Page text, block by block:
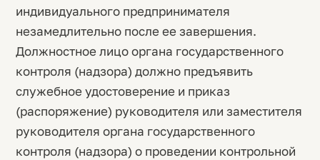
индивидуального предпринимателя
незамедлительно после ее завершения.
Должностное лицо органа государственного
контроля (надзора) должно предъявить
служебное удостоверение и приказ
(распоряжение) руководителя или заместителя
руководителя органа государственного
контроля (надзора) о проведении контрольной